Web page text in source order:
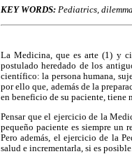
KEY WORDS: Pediatrics,
La Medicina, que es arte (1) y
postulado heredado de los
científico: la persona humana,
por ello que, además de la
en beneficio de su paciente, tiene
Pensar que el ejercicio de la
pequeño paciente es siempre un
Pero además, el ejercicio de la
salud e incrementarla, si es posible.